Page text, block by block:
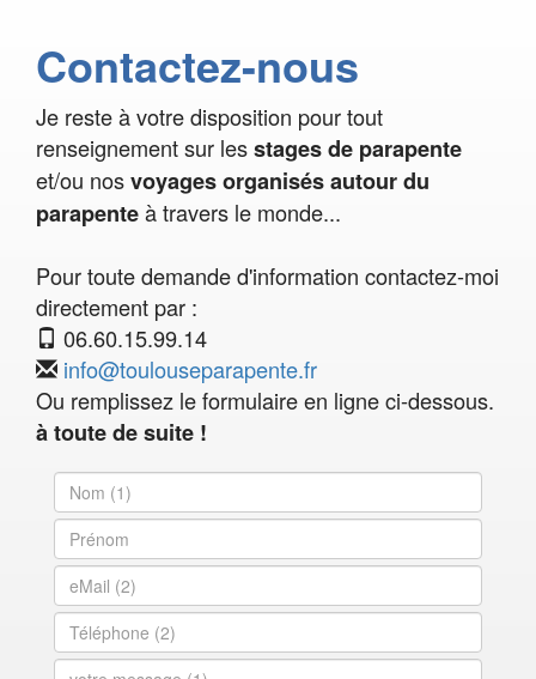
Contactez-nous
Je reste à votre disposition pour tout
renseignement sur lesstages de parapente
et/ou nosvoyages organisés autour du
parapenteà travers le monde...
Pour toute demande d'information contactez-moi
directement par :
06.60.15.99.14
info@toulouseparapente.fr
Ou remplissez le formulaire en ligne ci-dessous.
à toute de suite !